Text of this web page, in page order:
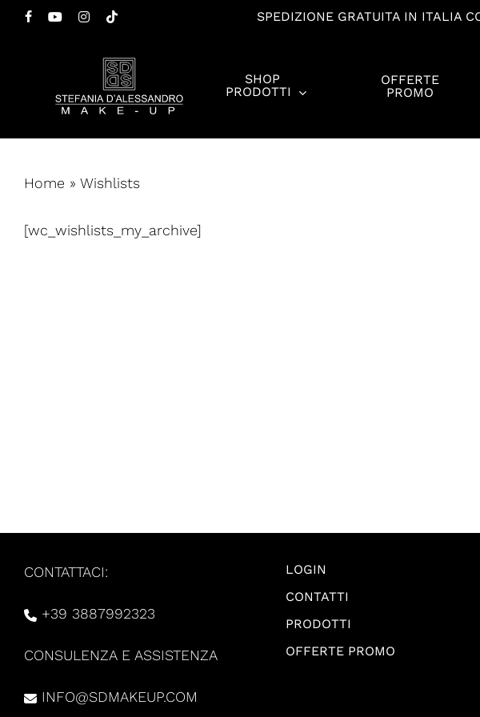
Salta
INSTAGRAM
TIKTOK
SPEDIZIONE GRATUITA IN ITALIA
Premi invio per cercare o ESC per chiudere
SHOP
PRODOTTI
OFFERTE
PROMO
Home » Wishlists
[wc_wishlists_my_archive]
CONTATTACI:
+39 3887992323
CONSULENZA E ASSISTENZA
INFO@SDMAKEUP.COM
LOGIN
CONTATTI
PRODOTTI
OFFERTE PROMO